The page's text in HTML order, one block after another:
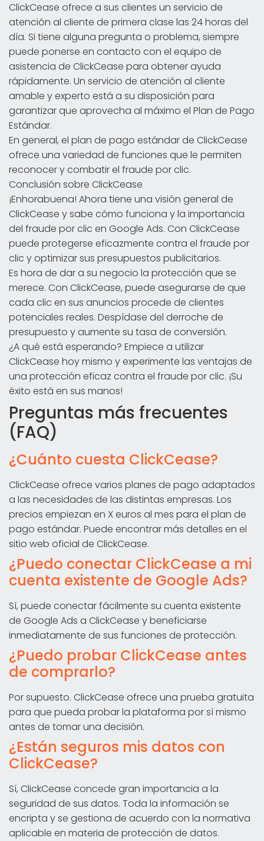
ClickCease ofrece a sus clientes un servicio de
atención al cliente de primera clase las 24 horas del
día. Si tiene alguna pregunta o problema, siempre
puede ponerse en contacto con el equipo de
asistencia de ClickCease para obtener ayuda
rápidamente. Un servicio de atención al cliente
amable y experto está a su disposición para
garantizar que aprovecha al máximo el Plan de Pago
Estándar.
En general, el plan de pago estándar de ClickCease
ofrece una variedad de funciones que le permiten
reconocer y combatir el fraude por clic.
Conclusión sobre ClickCease
¡Enhorabuena! Ahora tiene una visión general de
ClickCease y sabe cómo funciona y la importancia
del fraude por clic en Google Ads. Con ClickCease
puede protegerse eficazmente contra el fraude por
clic y optimizar sus presupuestos publicitarios.
Es hora de dar a su negocio la protección que se
merece. Con ClickCease, puede asegurarse de que
cada clic en sus anuncios procede de clientes
potenciales reales. Despídase del derroche de
presupuesto y aumente su tasa de conversión.
¿A qué está esperando? Empiece a utilizar
ClickCease hoy mismo y experimente las ventajas de
una protección eficaz contra el fraude por clic. ¡Su
éxito está en sus manos!
Preguntas más frecuentes
(FAQ)
¿Cuánto cuesta ClickCease?
ClickCease ofrece varios planes de pago adaptados
a las necesidades de las distintas empresas. Los
precios empiezan en X euros al mes para el plan de
pago estándar. Puede encontrar más detalles en el
sitio web oficial de ClickCease.
¿Puedo conectar ClickCease a mi
cuenta existente de Google Ads?
Sí, puede conectar fácilmente su cuenta existente
de Google Ads a ClickCease y beneficiarse
inmediatamente de sus funciones de protección.
¿Puedo probar ClickCease antes
de comprarlo?
Por supuesto. ClickCease ofrece una prueba gratuita
para que pueda probar la plataforma por sí mismo
antes de tomar una decisión.
¿Están seguros mis datos con
ClickCease?
Sí, ClickCease concede gran importancia a la
seguridad de sus datos. Toda la información se
encripta y se gestiona de acuerdo con la normativa
aplicable en materia de protección de datos.